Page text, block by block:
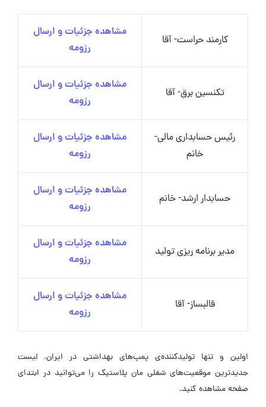
کارمند حراست- آقا
مشاهده جزئیات و ارسال
رزومه
تکنسین برق- آقا
مشاهده جزئیات و ارسال
رزومه
رئیس حسابداری مالی-
خانم
مشاهده جزئیات و ارسال
رزومه
حسابدار ارشد- خانم
مشاهده جزئیات و ارسال
رزومه
مدیر برنامه ریزی تولید
مشاهده جزئیات و ارسال
رزومه
قالبساز- آقا
مشاهده جزئیات و ارسال
رزومه
اولین و تنها تولیدکننده‌ی پمپ‌های بهداشتی در ایران. لیست
جدیدترین موقعیت‌های شغلی مان پلاستیک را می‌توانید در ابتدای
صفحه مشاهده کنید.